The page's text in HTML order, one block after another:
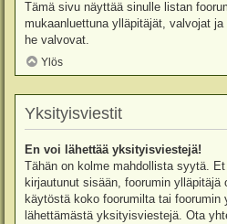
Tämä sivu näyttää sinulle listan
mukaanluettuna ylläpitäjät, valvojat
he valvovat.
Ylös
Yksityisviestit
En voi lähettää yksityisviestejä!
Tähän on kolme mahdollista syytä.
kirjautunut sisään, foorumin
käytöstä koko foorumilta tai foorumin
lähettämästä yksityisviestejä. Ota